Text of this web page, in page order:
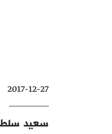
2017-12-27
سعيد